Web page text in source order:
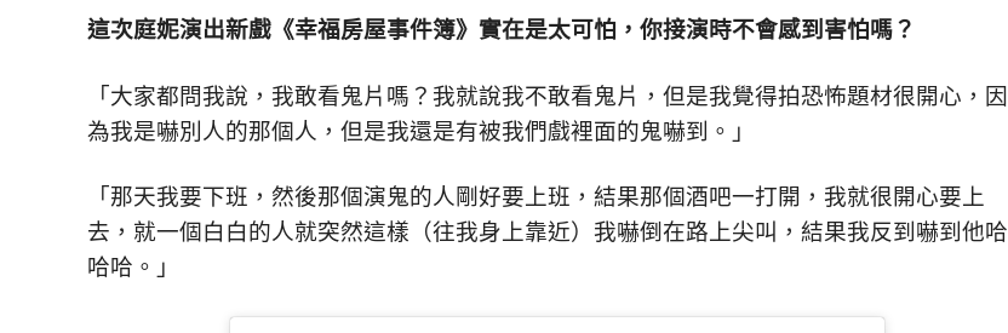
的
你
CBOOK
一
到
專
屬
這次庭妮演出新戲《幸福房屋事件簿》實在是太可怕，你接演時不會感到害怕嗎？
「大家都問我說，我敢看鬼片嗎？我就說我不敢看鬼片，但是我覺得拍恐怖題材很開心，因
為我是嚇別人的那個人，但是我還是有被我們戲裡面的鬼嚇到。」
「那天我要下班，然後那個演鬼的人剛好要上班，結果那個酒吧一打開，我就很開心要上
去，就一個白白的人就突然這樣（往我身上靠近）我嚇倒在路上尖叫，結果我反到嚇到他哈
哈哈。」